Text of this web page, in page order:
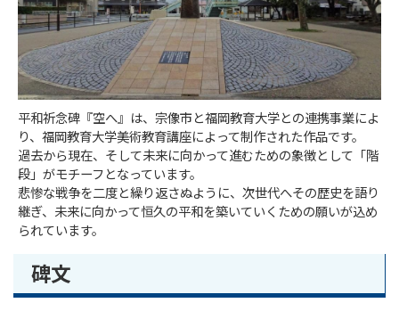
平和祈念碑『空へ』は、宗像市と福岡教育大学との連携事業によ
り、福岡教育大学美術教育講座によって制作された作品です。
過去から現在、そして未来に向かって進むための象徴として「階
段」がモチーフとなっています。
悲惨な戦争を二度と繰り返さぬように、次世代へその歴史を語り
継ぎ、未来に向かって恒久の平和を築いていくための願いが込め
られています。
碑文